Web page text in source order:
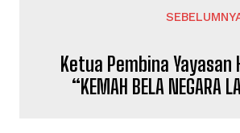
Ketua Pembina Yayasan
“KEMAH BELA NEGARA